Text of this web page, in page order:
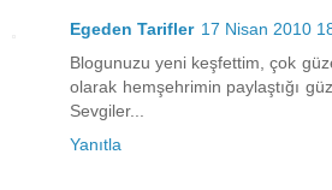
Egeden Tarifler 17 Nisan 2010
Blogunuzu yeni keşfettim, çok
olarak hemşehrimin paylaştığı
Sevgiler...
Yanıtla